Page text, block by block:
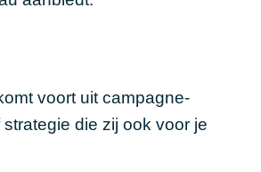
voort uit campagne-
die zij ook voor je